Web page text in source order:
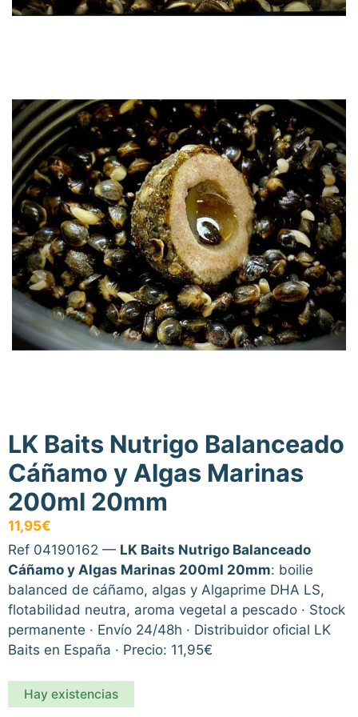
LK Baits Nutrigo Balanceado
Cáñamo y Algas Marinas
200ml 20mm
11,95€
Ref 04190162 — LK Baits Nutrigo Balanceado
Cáñamo y Algas Marinas 200ml 20mm: boilie
balanced de cáñamo, algas y Algaprime DHA LS,
flotabilidad neutra, aroma vegetal a pescado · Stock
permanente · Envío 24/48h · Distribuidor oficial LK
Baits en España · Precio: 11,95€
Hay existencias